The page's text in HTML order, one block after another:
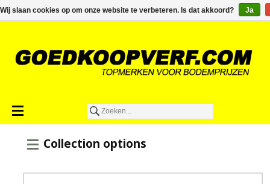
€0,00
Collection options
Wij slaan cookies op om onze website te verbeteren. Is dat akkoord? Ja